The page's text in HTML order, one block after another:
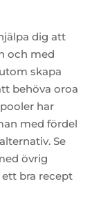
dig att
och med
skapa
behöva oroa
har
med fördel
Se
övrig
bra recept